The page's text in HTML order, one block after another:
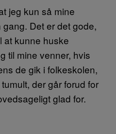
jeg kun så mine
Det er det gode,
at kunne huske
til mine venner, hvis
de gik i folkeskolen,
der går forud for
glad for.